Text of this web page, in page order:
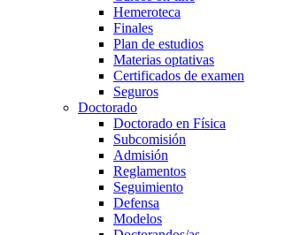
Hemeroteca
Finales
Plan de estudios
Materias optativas
Certificados de examen
Seguros
Doctorado
Doctorado en Física
Subcomisión
Admisión
Reglamentos
Seguimiento
Defensa
Modelos